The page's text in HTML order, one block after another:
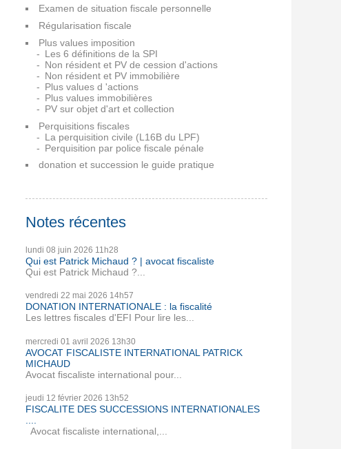
Examen de situation fiscale personnelle
Régularisation fiscale
Plus values imposition
Les 6 définitions de la SPI
Non résident et PV de cession d'actions
Non résident et PV immobilière
Plus values d 'actions
Plus values immobilières
PV sur objet d'art et collection
Perquisitions fiscales
La perquisition civile (L16B du LPF)
Perquisition par police fiscale pénale
donation et succession le guide pratique
Notes récentes
lundi 08 juin 2026 11h28
Qui est Patrick Michaud ? | avocat fiscaliste
Qui est Patrick Michaud ?...
vendredi 22 mai 2026 14h57
DONATION INTERNATIONALE : la fiscalité
Les lettres fiscales d'EFI Pour lire les...
mercredi 01 avril 2026 13h30
AVOCAT FISCALISTE INTERNATIONAL PATRICK
MICHAUD
Avocat fiscaliste international pour...
jeudi 12 février 2026 13h52
FISCALITE DES SUCCESSIONS INTERNATIONALES
Avocat fiscaliste international,...